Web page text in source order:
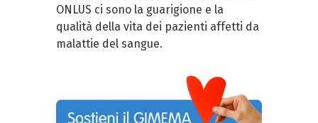
ONLUS ci sono la guarigione e la
qualità della vita dei pazienti affetti da
malattie del sangue.